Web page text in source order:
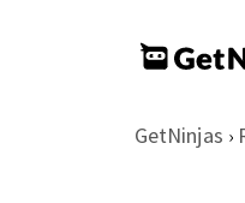
GetNinjas ›